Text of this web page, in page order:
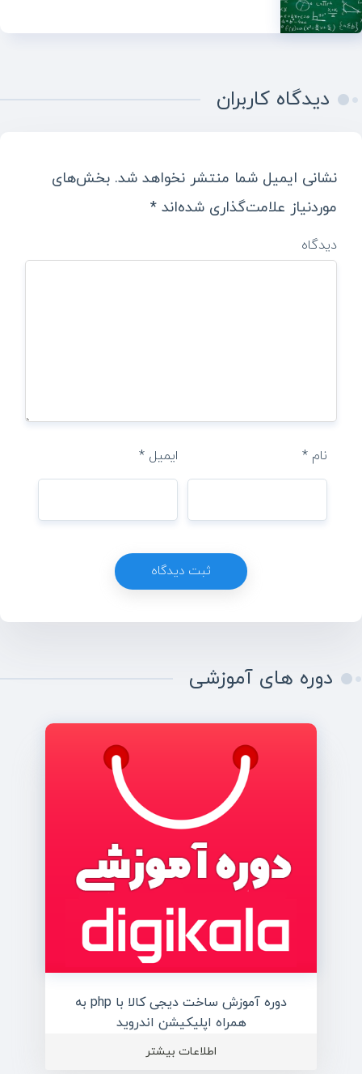
دیدگاه کاربران
نشانی ایمیل شما منتشر نخواهد شد. بخش‌های
موردنیاز علامت‌گذاری شده‌اند*
دیدگاه
نام * ایمیل *
دوره های آموزشی
دوره آموزش ساخت دیجی کالا با php به
همراه اپلیکیشن اندروید
اطلاعات بیشتر